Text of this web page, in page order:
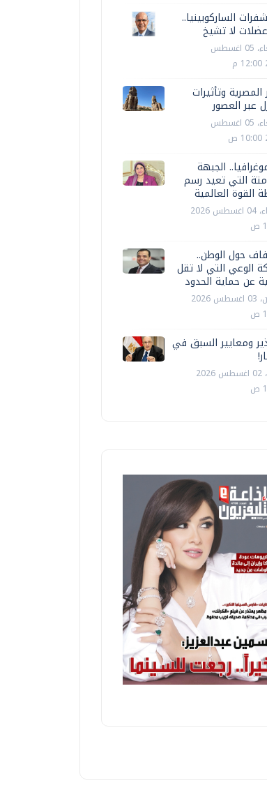
الساركوبينيا..
لا تشيخ
الأربعاء، 05 اغسطس
المصرية وتأثيرات
عبر العصور
الأربعاء، 05 اغسطس
الجبهة
التي تعيد رسم
القوة العالمية
الثلاثاء، 04 اغسطس 2026
حول الوطن..
الوعي التي لا تقل
عن حماية الحدود
الإثنين، 03 اغسطس 2026
ومعايير السبق في
الأحد، 02 اغسطس 2026